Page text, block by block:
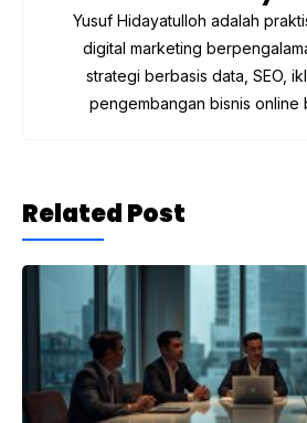
Yusuf Hidayatulloh adalah
digital marketing
strategi berbasis data, SEO,
pengembangan bisnis online
Related Post